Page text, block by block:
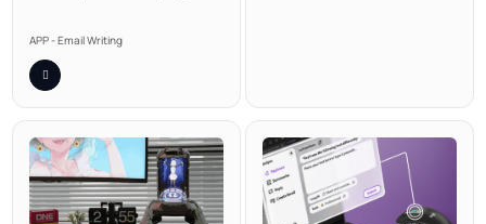
APP - Email Writing